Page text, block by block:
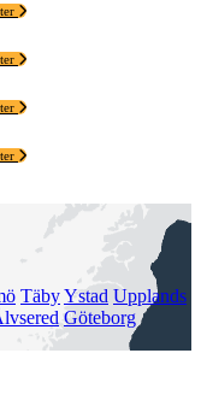
TäbyYstad Upplands
Göteborg